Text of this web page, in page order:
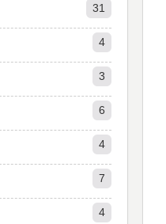
31
4
3
6
4
7
4